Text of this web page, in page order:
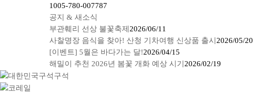
1005-780-007787
공지 & 새소식
부관훼리 선상 불꽃축제 2026/06/11
사찰명장 음식을 찾아! 산청 기차여행 신상품 출시 2026/05/20
[이벤트] 5월은 바다가는 달!2026/04/15
해밀이 추천 2026년 봄꽃 개화 예상 시기 2026/02/19